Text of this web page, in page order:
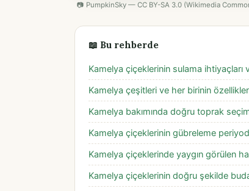
📷 PumpkinSky — CC BY-SA 3.0 (Wikimedia
📖 Bu rehberde
Kamelya çiçeklerinin sulama
Kamelya çeşitleri ve her birinin
Kamelya bakımında doğru toprak
Kamelya çiçeklerinin gübreleme
Kamelya çiçeklerinde yaygın görülen
Kamelya çiçeklerinin doğru şekilde